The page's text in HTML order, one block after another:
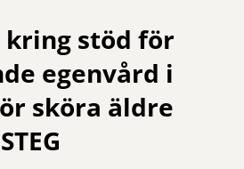
kring stöd för
egenvård i
sköra äldre